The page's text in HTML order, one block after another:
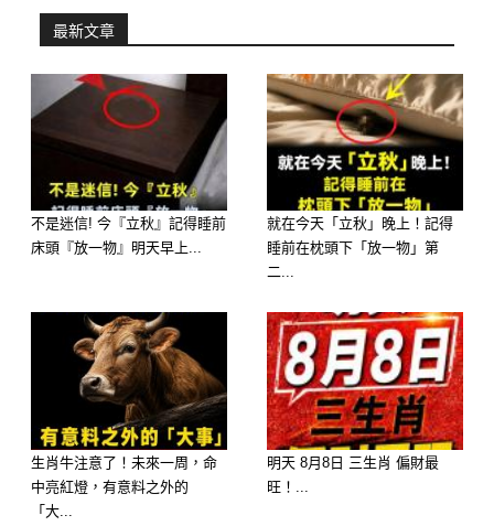
很多人談到「屬羊的人」，第一印象常
是溫和、心軟、重感情，但也常被誤會
運走勢，其實不是看一時，而是看「人
生不同階段的能量轉折」。
以下用 35歲、47歲、59歲、71歲四個
關鍵年齡，帶你看屬羊人的人生節奏與
晚年走向。這篇會偏向人生軌跡分析與
最新文章
不是迷信! 今『立秋』記得睡前
床頭『放一物』明天早上...
就在今天「立秋」晚上！記得
睡前在枕頭下「放一物」第
二...
生肖牛注意了！未來一周，命
中亮紅燈，有意料之外的
「大...
明天 8月8日 三生肖 偏財最
旺！...